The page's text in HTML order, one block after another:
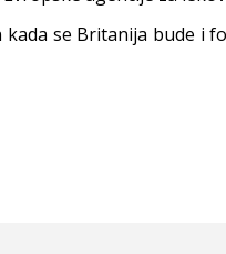
se Britanija bude i